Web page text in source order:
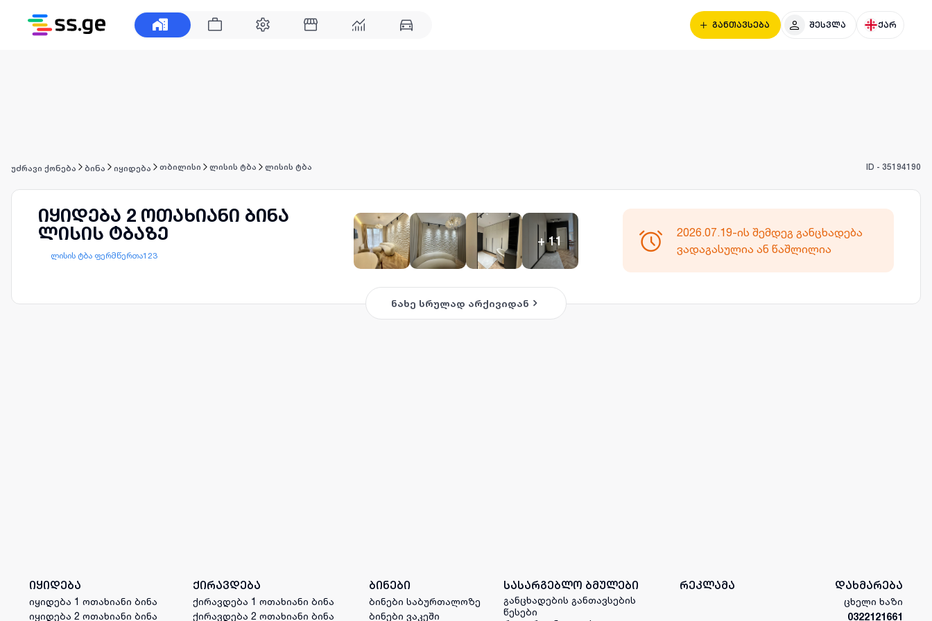
განთავსება შესვლა ქარ
უძრავი ქონება ბინა იყიდება თბილისი ლისის ტბა ლისის ტბა ID - 35194190
იყიდება 2 ოთახიანი ბინა
ლისის ტბაზე
ლისის ტბა ფერმწერთა123
+11
2026.07.19-ის შემდეგ განცხადება
ვადაგასულია ან წაშლილია
ნახე სრულად არქივიდან
იყიდება
იყიდება 1 ოთახიანი ბინა
იყიდება 2 ოთახიანი ბინა
ქირავდება
ქირავდება 1 ოთახიანი ბინა
ქირავდება 2 ოთახიანი ბინა
ბინები
ბინები საბურთალოზე
ბინები ვაკეში
სასარგებლო ბმულები
განცხადების განთავსების
წესები
რეკლამა დახმარება
ცხელი ხაზი
0322121661